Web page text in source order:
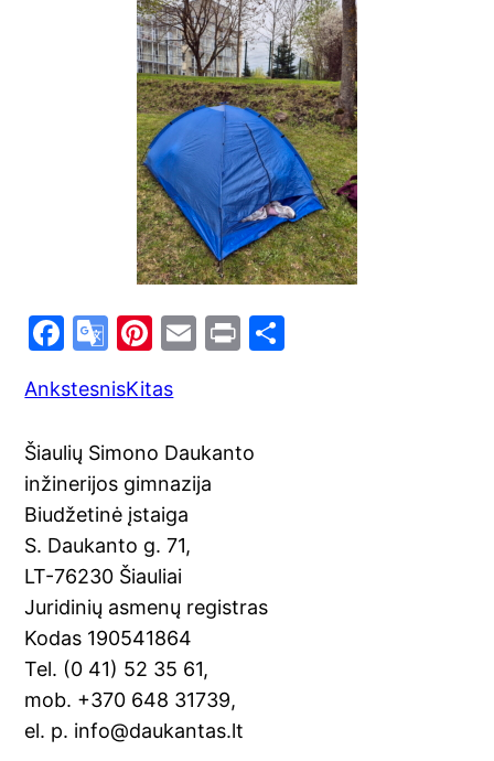
F
c
e
b
o
o
k
G
o
gl
e
Tr
a
n
sl
at
e
Pi
er
e
st
E
l
Pr
AnkstesnisKitas
Šiaulių Simono Daukanto
inžinerijos gimnazija
Biudžetinė įstaiga
S. Daukanto g. 71,
LT-76230 Šiauliai
Juridinių asmenų registras
Kodas 190541864
Tel. (0 41) 52 35 61,
mob. +370 648 31739,
el. p. info@daukantas.lt